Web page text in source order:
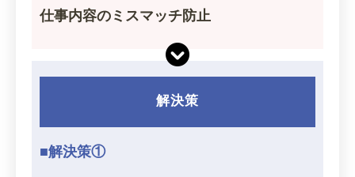
仕事内容のミスマッチ防止
解決策
■解決策①